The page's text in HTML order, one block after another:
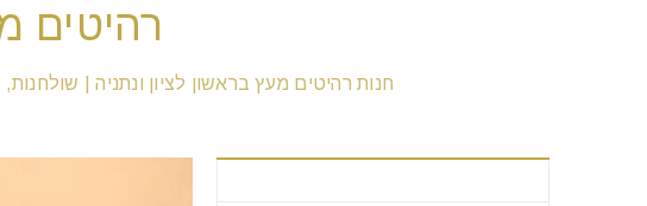
רהיטים
חנות רהיטים מעץ בראשון לציון ונתניה |